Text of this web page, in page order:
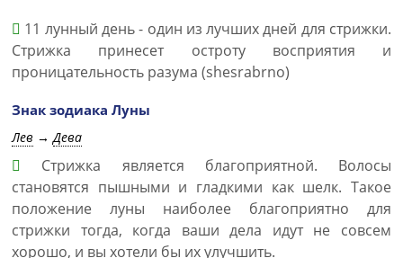
11 лунный день - один из лучших дней для стрижки.
Стрижка принесет остроту восприятия и
проницательность разума (shesrabrno)
Знак зодиака Луны
Лев →Дева
Стрижка является благоприятной. Волосы
становятся пышными и гладкими как шелк. Такое
положение луны наиболее благоприятно для
стрижки тогда, когда ваши дела идут не совсем
хорошо, и вы хотели бы их улучшить.